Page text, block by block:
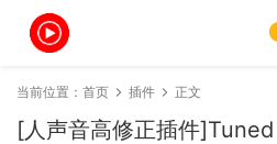
当前位置： 首页 插件 正文
[人声音高修正插件